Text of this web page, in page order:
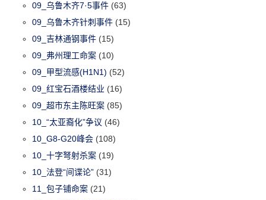
09_乌鲁木齐7·5事件 (63)
09_乌鲁木齐针刺事件 (15)
09_吉林通钢事件 (15)
09_弗州理工命案 (10)
09_甲型流感(H1N1) (52)
09_红宝石酒楼结业 (16)
09_超市东主陈旺案 (85)
10_“太亚裔化”争议 (46)
10_G8-G20峰会 (108)
10_十字弩射杀案 (19)
10_法登“间谍论” (31)
11_包子铺命案 (21)